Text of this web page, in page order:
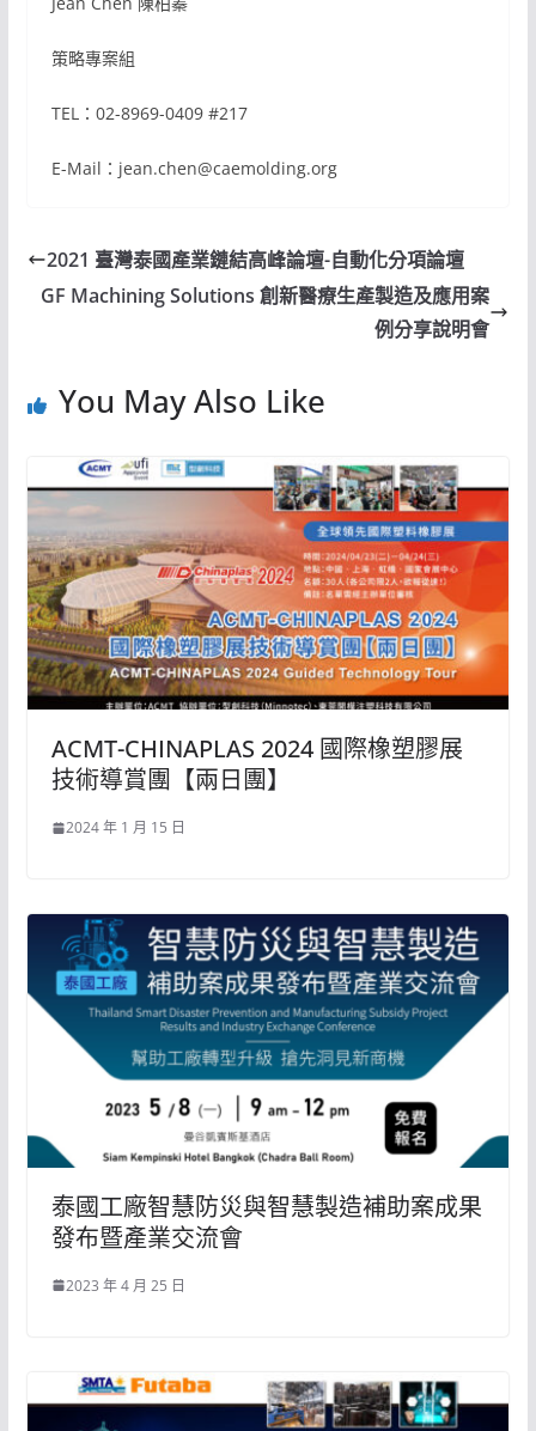
策略專案組
TEL：02-8969-0409 #217
E-Mail：jean.chen@caemolding.org
2021 臺灣泰國產業鏈結高峰論壇-自動化分項論壇
GF Machining Solutions 創新醫療生產製造及應用案
例分享說明會
You May Also Like
ACMT-CHINAPLAS 2024 國際橡塑膠展
技術導賞團【兩日團】
2024 年 1 月 15 日
泰國工廠智慧防災與智慧製造補助案成果
發布暨產業交流會
2023 年 4 月 25 日